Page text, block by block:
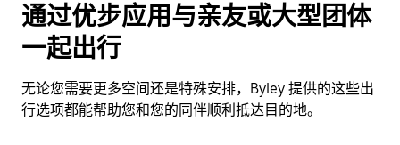
通过优步应用与亲友或大型团体
一起出行
无论您需要更多空间还是特殊安排，Byley 提供的这些出
行选项都能帮助您和您的同伴顺利抵达目的地。